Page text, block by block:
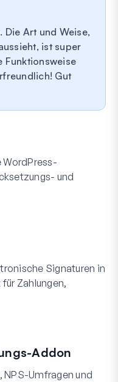
Die Art und Weise,
ist super
Funktionsweise
Gut
und
Signaturen in
Zahlungen,
Addon
NPS-Umfragen und